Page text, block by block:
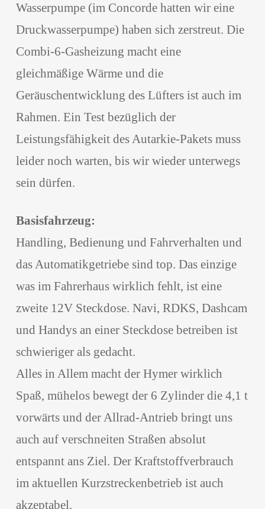
Wasserpumpe (im Concorde hatten wir eine
Druckwasserpumpe) haben sich zerstreut. Die
Combi-6-Gasheizung macht eine
gleichmäßige Wärme und die
Geräuschentwicklung des Lüfters ist auch im
Rahmen. Ein Test bezüglich der
Leistungsfähigkeit des Autarkie-Pakets muss
leider noch warten, bis wir wieder unterwegs
sein dürfen.
Basisfahrzeug:
Handling, Bedienung und Fahrverhalten und
das Automatikgetriebe sind top. Das einzige
was im Fahrerhaus wirklich fehlt, ist eine
zweite 12V Steckdose. Navi, RDKS, Dashcam
und Handys an einer Steckdose betreiben ist
schwieriger als gedacht.
Alles in Allem macht der Hymer wirklich
Spaß, mühelos bewegt der 6 Zylinder die 4,1 t
vorwärts und der Allrad-Antrieb bringt uns
auch auf verschneiten Straßen absolut
entspannt ans Ziel. Der Kraftstoffverbrauch
im aktuellen Kurzstreckenbetrieb ist auch
akzeptabel.